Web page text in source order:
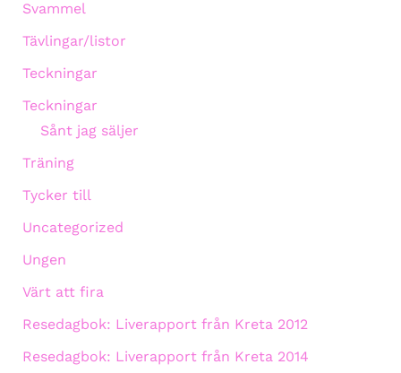
Svammel
Tävlingar/listor
Teckningar
Teckningar
Sånt jag säljer
Träning
Tycker till
Uncategorized
Ungen
Värt att fira
Resedagbok: Liverapport från Kreta 2012
Resedagbok: Liverapport från Kreta 2014